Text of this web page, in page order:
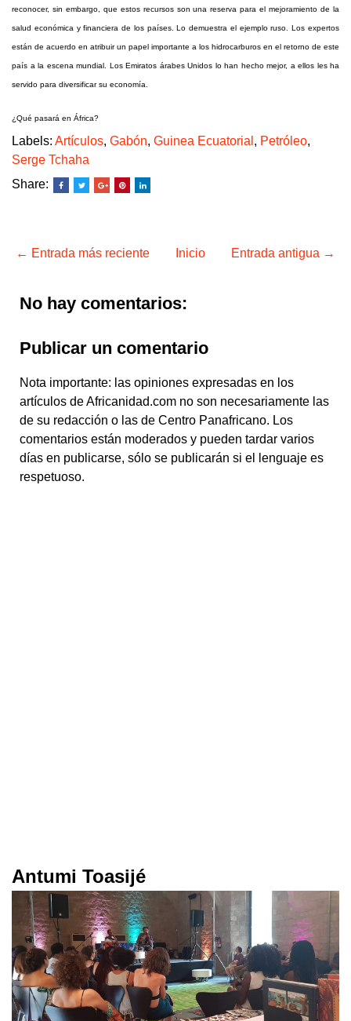
reconocer, sin embargo, que estos recursos son una reserva para el mejoramiento de la
salud económica y financiera de los países. Lo demuestra el ejemplo ruso. Los expertos
están de acuerdo en atribuir un papel importante a los hidrocarburos en el retorno de este
país a la escena mundial. Los Emiratos árabes Unidos lo han hecho mejor, a ellos les ha
servido para diversificar su economía.
¿Qué pasará en África?
Labels: Artículos, Gabón, Guinea Ecuatorial , Petróleo,
Serge Tchaha
Share:
← Entrada más reciente Entrada antigua →
Inicio
No hay comentarios:
Publicar un comentario
Nota importante: las opiniones expresadas en los
artículos de Africanidad.com no son necesariamente las
de su redacción o las de Centro Panafricano. Los
comentarios están moderados y pueden tardar varios
días en publicarse, sólo se publicarán si el lenguaje es
respetuoso.
Antumi Toasijé